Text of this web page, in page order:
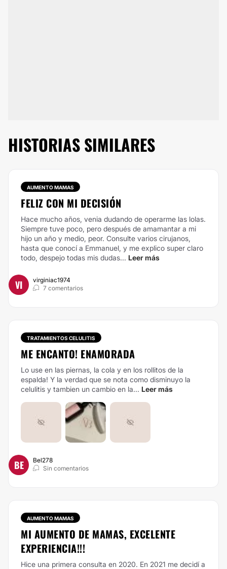
HISTORIAS SIMILARES
AUMENTO MAMAS
FELIZ CON MI DECISIÓN
Hace mucho años, venia dudando de operarme las lolas.
Siempre tuve poco, pero después de amamantar a mi
hijo un año y medio, peor. Consulte varios cirujanos,
hasta que conocí a Emmanuel, y me explico super claro
todo, despejo todas mis dudas... Leer más
VI
virginiac1974
7 comentarios
TRATAMIENTOS CELULITIS
ME ENCANTO! ENAMORADA
Lo use en las piernas, la cola y en los rollitos de la
espalda! Y la verdad que se nota como disminuyo la
celulitis y tambien un cambio en la... Leer más
BE
Bel278
Sin comentarios
AUMENTO MAMAS
MI AUMENTO DE MAMAS, EXCELENTE
EXPERIENCIA!!!
Hice una primera consulta en 2020. En 2021 me decidí a